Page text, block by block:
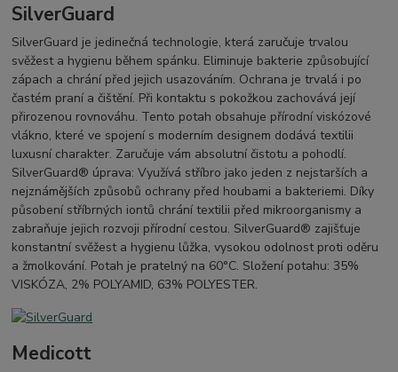
SilverGuard
SilverGuard je jedinečná technologie, která zaručuje trvalou
svěžest a hygienu během spánku. Eliminuje bakterie způsobující
zápach a chrání před jejich usazováním. Ochrana je trvalá i po
častém praní a čištění. Při kontaktu s pokožkou zachovává její
přirozenou rovnováhu. Tento potah obsahuje přírodní viskózové
vlákno, které ve spojení s moderním designem dodává textilii
luxusní charakter. Zaručuje vám absolutní čistotu a pohodlí.
SilverGuard® úprava: Využívá stříbro jako jeden z nejstarších a
nejznámějších způsobů ochrany před houbami a bakteriemi. Díky
působení stříbrných iontů chrání textilii před mikroorganismy a
zabraňuje jejich rozvoji přírodní cestou. SilverGuard® zajišťuje
konstantní svěžest a hygienu lůžka, vysokou odolnost proti oděru
a žmolkování. Potah je pratelný na 60°C. Složení potahu: 35%
VISKÓZA, 2% POLYAMID, 63% POLYESTER.
Medicott